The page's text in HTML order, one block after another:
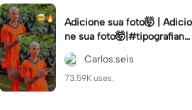
Adicione sua foto🤯 | Adicio
ne sua foto🤯|#tipografiano
va #status #tipografia
Carlos.seis
73.59K uses.